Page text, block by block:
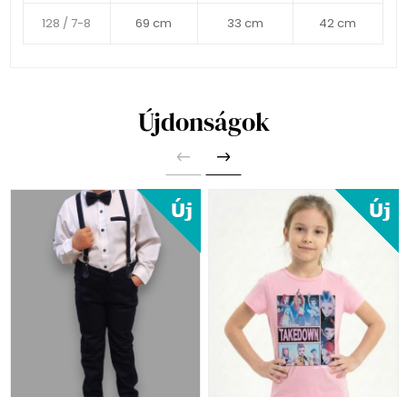
128 / 7-8 69 cm 33 cm 42 cm
Újdonságok